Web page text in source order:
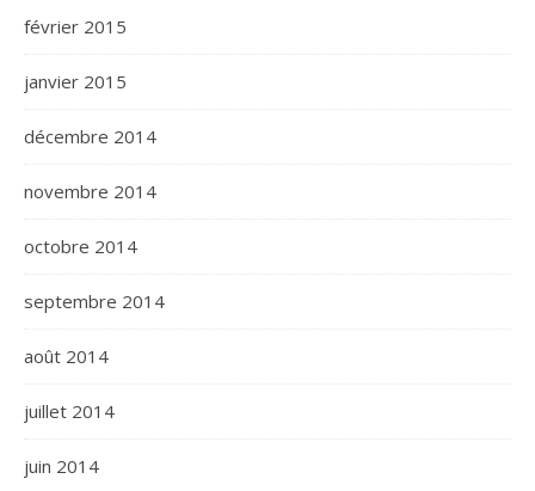
février 2015
janvier 2015
décembre 2014
novembre 2014
octobre 2014
septembre 2014
août 2014
juillet 2014
juin 2014